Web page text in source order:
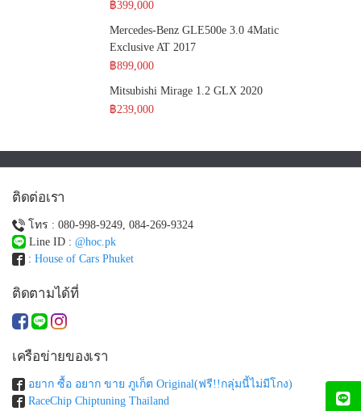
฿399,000
Mercedes-Benz GLE500e 3.0 4Matic
Exclusive AT 2017
฿899,000
Mitsubishi Mirage 1.2 GLX 2020
฿239,000
ติดต่อเรา
โทร : 080-998-9249, 084-269-9324
Line ID : @hoc.pk
: House of Cars Phuket
ติดตามได้ที่
เครือข่ายของเรา
อยาก ซื้อ อยาก ขาย ภูเก็ต Original(ฟรี!!กลุ่มนี้ไม่มีโกง)
RaceChip Chiptuning Thailand